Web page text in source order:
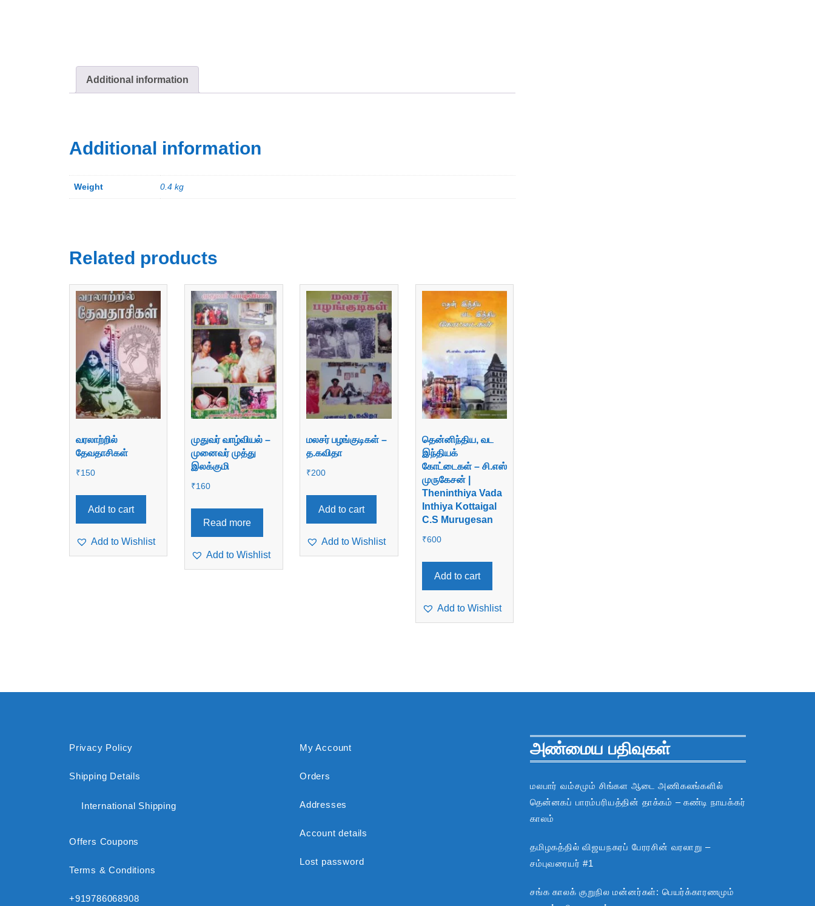
Additional information
Additional information
Weight 0.4 kg
Related products
வரலாற்றில்
தேவதாசிகள்
₹150
Add to cart
Add to Wishlist
முதுவர் வாழ்வியல் –
முனைவர் முத்து
இலக்குமி
₹160
Read more
Add to Wishlist
மலசர் பழங்குடிகள் –
த.கவிதா
₹200
Add to cart
Add to Wishlist
தென்னிந்திய, வட
இந்தியக்
கோட்டைகள் – சி.எஸ்
முருகேசன் |
Theninthiya Vada
Inthiya Kottaigal
C.S Murugesan
₹600
Add to cart
Add to Wishlist
Privacy Policy
Shipping Details
International Shipping
Offers Coupons
Terms & Conditions
+919786068908
My Account
Orders
Addresses
Account details
Lost password
அண்மைய பதிவுகள்
மலபார் வம்சமும் சிங்கள ஆடை அணிகலங்களில்
தென்னகப் பாரம்பரியத்தின் தாக்கம் – கண்டி நாயக்கர்
காலம்
தமிழகத்தில் விஜயநகரப் பேரரசின் வரலாறு –
சம்புவரையர் #1
சங்க காலக் குறுநில மன்னர்கள்: பெயர்க்காரணமும்